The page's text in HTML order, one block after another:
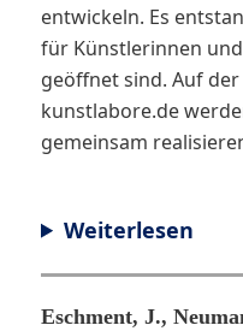
entwickeln. Es
für Künstlerinnen
geöffnet sind. Auf
kunstlabore.de
gemeinsam
Weiterlesen
Eschment, J.,